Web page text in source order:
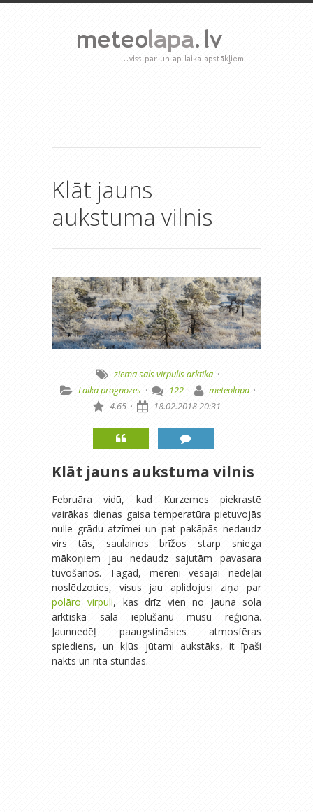
Klāt jauns
aukstuma vilnis
ziemasalsvirpulis arktika ·
Laika prognozes · 122 · meteolapa ·
4.65 · 18.02.2018 20:31
Klāt jauns aukstuma vilnis
Februāra vidū, kad Kurzemes piekrastē
vairākas dienas gaisa temperatūra pietuvojās
nulle grādu atzīmei un pat pakāpās nedaudz
virs tās, saulainos brīžos starp sniega
mākoņiem jau nedaudz sajutām pavasara
tuvošanos. Tagad, mēreni vēsajai nedēļai
noslēdzoties, visus jau aplidojusi ziņa par
polāro virpuli, kas drīz vien no jauna sola
arktiskā sala ieplūšanu mūsu reģionā.
Jaunnedēļ paaugstināsies atmosfēras
spiediens, un kļūs jūtami aukstāks, it īpaši
nakts un rīta stundās.